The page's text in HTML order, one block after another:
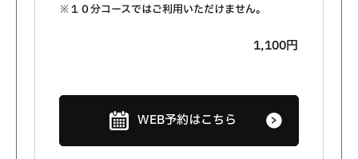
※１０分コースではご利用いただけません。
1,100円
WEB予約はこちら